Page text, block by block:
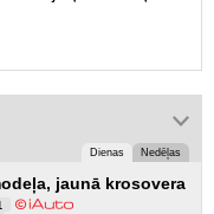
Dienas Nedēļas
jaunā krosovera